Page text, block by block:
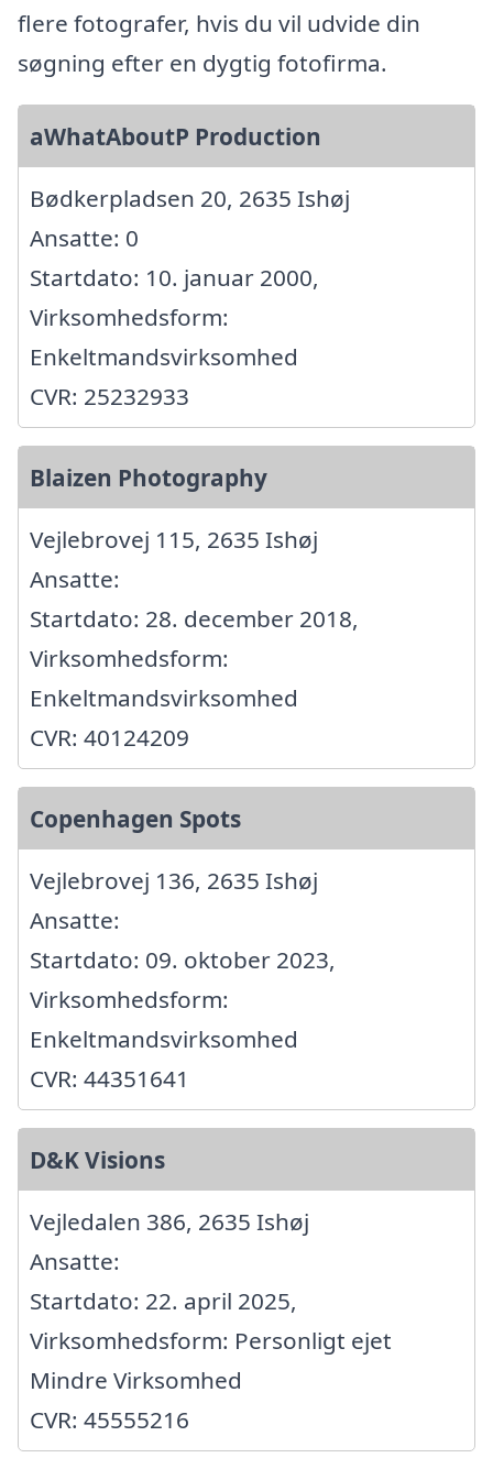
flere fotografer, hvis du vil udvide din
søgning efter en dygtig fotofirma.
aWhatAboutP Production
Bødkerpladsen 20, 2635 Ishøj
Ansatte: 0
Startdato: 10. januar 2000,
Virksomhedsform:
Enkeltmandsvirksomhed
CVR: 25232933
Blaizen Photography
Vejlebrovej 115, 2635 Ishøj
Ansatte:
Startdato: 28. december 2018,
Virksomhedsform:
Enkeltmandsvirksomhed
CVR: 40124209
Copenhagen Spots
Vejlebrovej 136, 2635 Ishøj
Ansatte:
Startdato: 09. oktober 2023,
Virksomhedsform:
Enkeltmandsvirksomhed
CVR: 44351641
D&K Visions
Vejledalen 386, 2635 Ishøj
Ansatte:
Startdato: 22. april 2025,
Virksomhedsform: Personligt ejet
Mindre Virksomhed
CVR: 45555216